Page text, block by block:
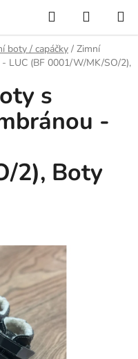
Hledat
KOŠÍK
boty / capáčky / Zimní
LUC (BF 0001/W/MK/SO/2),
s
-
2), Boty